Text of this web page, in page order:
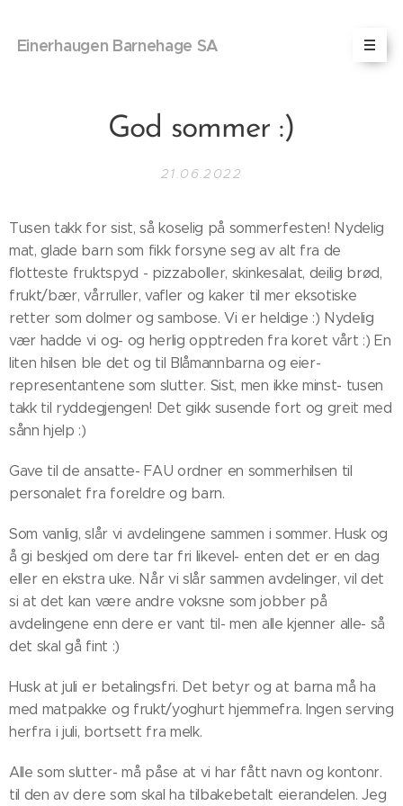
Einerhaugen Barnehage SA
God sommer :)
21.06.2022
Tusen takk for sist, så koselig på sommerfesten! Nydelig
mat, glade barn som fikk forsyne seg av alt fra de
flotteste fruktspyd - pizzaboller, skinkesalat, deilig brød,
frukt/bær, vårruller, vafler og kaker til mer eksotiske
retter som dolmer og sambose. Vi er heldige :) Nydelig
vær hadde vi og- og herlig opptreden fra koret vårt :) En
liten hilsen ble det og til Blåmannbarna og eier-
representantene som slutter. Sist, men ikke minst- tusen
takk til ryddegjengen! Det gikk susende fort og greit med
sånn hjelp :)
Gave til de ansatte- FAU ordner en sommerhilsen til
personalet fra foreldre og barn.
Som vanlig, slår vi avdelingene sammen i sommer. Husk og
å gi beskjed om dere tar fri likevel- enten det er en dag
eller en ekstra uke. Når vi slår sammen avdelinger, vil det
si at det kan være andre voksne som jobber på
avdelingene enn dere er vant til- men alle kjenner alle- så
det skal gå fint :)
Husk at juli er betalingsfri. Det betyr og at barna må ha
med matpakke og frukt/yoghurt hjemmefra. Ingen serving
herfra i juli, bortsett fra melk.
Alle som slutter- må påse at vi har fått navn og kontonr.
til den av dere som skal ha tilbakebetalt eierandelen. Jeg